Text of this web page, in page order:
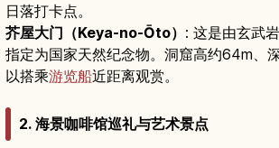
日落打卡点。
芥屋大门（Keya-no-Ōto） : 这是由玄武
指定为国家天然纪念物。洞窟高约64m、
以搭乘游览船近距离观赏。
2. 海景咖啡馆巡礼与艺术景点